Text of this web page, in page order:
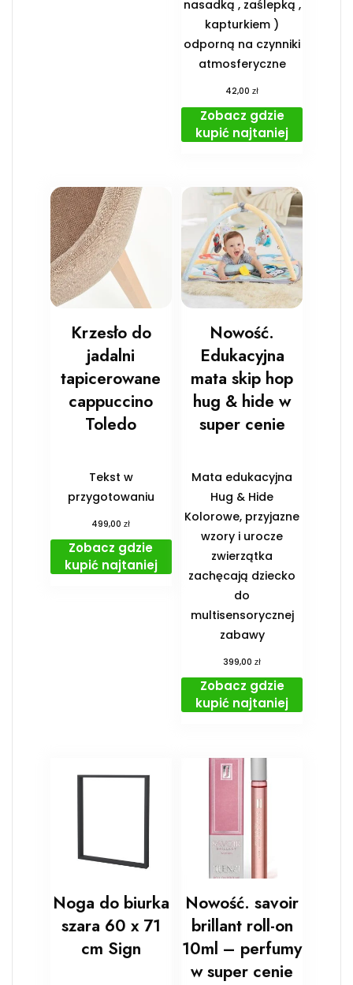
nasadką , zaślepką ,
kapturkiem )
odporną na czynniki
atmosferyczne
42,00zł
Zobacz gdzie
kupić najtaniej
Krzesło do
jadalni
tapicerowane
cappuccino
Toledo
Tekst w
przygotowaniu
499,00zł
Zobacz gdzie
kupić najtaniej
Nowość.
Edukacyjna
mata skip hop
hug & hide w
super cenie
Mata edukacyjna
Hug & Hide
Kolorowe, przyjazne
wzory i urocze
zwierzątka
zachęcają dziecko
do
multisensorycznej
zabawy
399,00zł
Zobacz gdzie
kupić najtaniej
Noga do biurka
szara 60 x 71
cm Sign
Nowość. savoir
brillant roll-on
10ml – perfumy
w super cenie